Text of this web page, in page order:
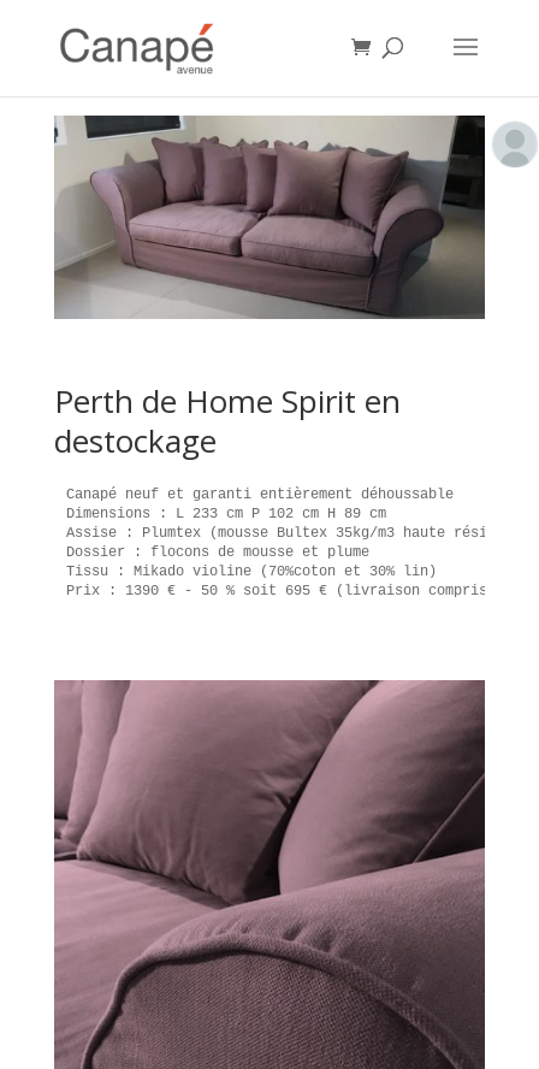
Perth de Home Spirit en
destockage
Canapé neuf et garanti entièrement déhoussable
Dimensions : L 233 cm P 102 cm H 89 cm
Assise : Plumtex (mousse Bultex 35kg/m3 haute
Dossier : flocons de mousse et plume
Tissu : Mikado violine (70%coton et 30% lin)
Prix : 1390 € - 50 % soit 695 € (livraison comprise 1